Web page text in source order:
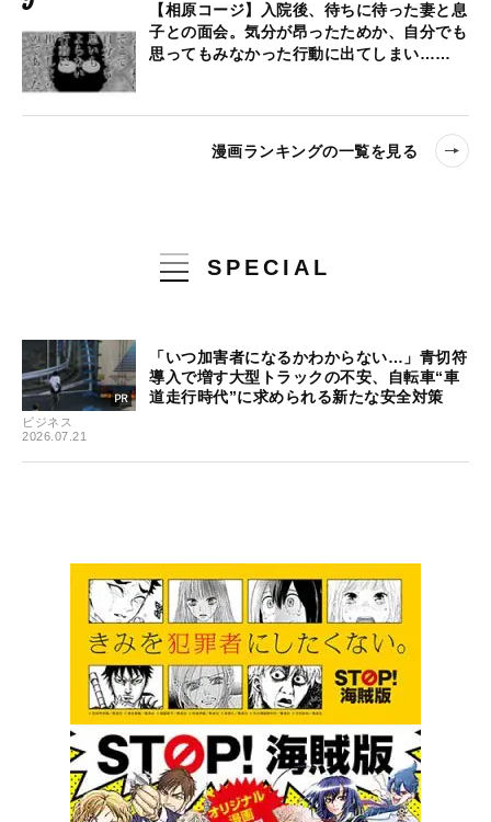
【相原コージ】入院後、待ちに待った妻と息
子との面会。気分が昂ったためか、自分でも
思ってもみなかった行動に出てしまい……
漫画ランキングの一覧を見る
SPECIAL
ビジネス
2026.07.21
「いつ加害者になるかわからない…」青切符
導入で増す大型トラックの不安、自転車“車
道走行時代”に求められる新たな安全対策